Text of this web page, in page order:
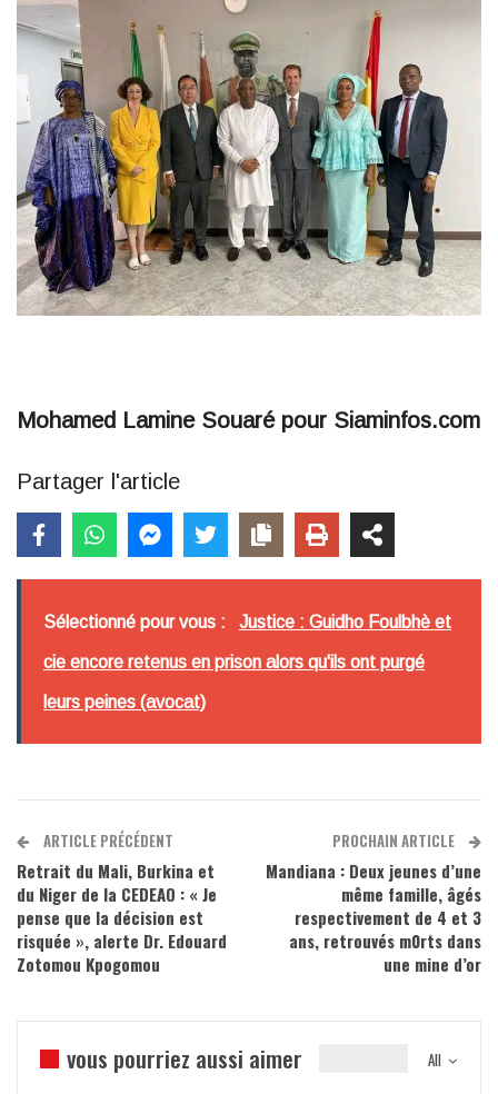
Mohamed Lamine Souaré pour Siaminfos.com
Partager l'article
Sélectionné pour vous : Justice : Guidho Foulbhè et
cie encore retenus en prison alors qu'ils ont purgé
leurs peines (avocat)
ARTICLE PRÉCÉDENT
Retrait du Mali, Burkina et
du Niger de la CEDEAO : « Je
pense que la décision est
risquée », alerte Dr. Edouard
Zotomou Kpogomou
PROCHAIN ARTICLE
Mandiana : Deux jeunes d’une
même famille, âgés
respectivement de 4 et 3
ans, retrouvés m0rts dans
une mine d’or
All
vous pourriez aussi aimer